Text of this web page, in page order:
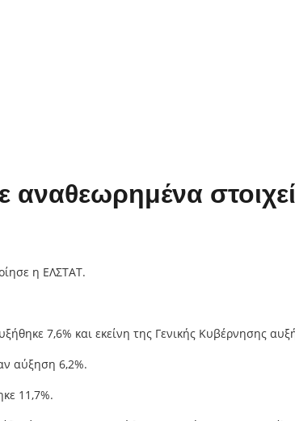
η ΕΛΣΤΑΤ.
7,6% και εκείνη της Γενικής Κυβέρνησης
αύξηση 6,2%.
11,7%.